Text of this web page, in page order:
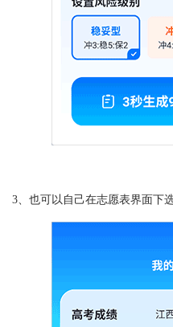
3、也可以自己在志愿表界面下